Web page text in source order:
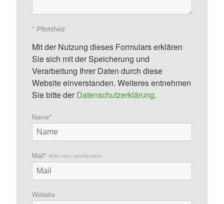
* Pflichtfeld
Mit der Nutzung dieses Formulars erklären
Sie sich mit der Speicherung und
Verarbeitung Ihrer Daten durch diese
Website einverstanden. Weiteres entnehmen
Sie bitte der Datenschutzerklärung.
Name*
Mail* Wird nicht veröffentlicht
Website